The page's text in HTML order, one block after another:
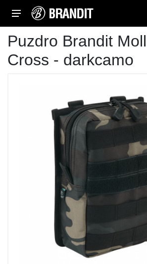
Puzdro Brandit
Cross - darkcamo